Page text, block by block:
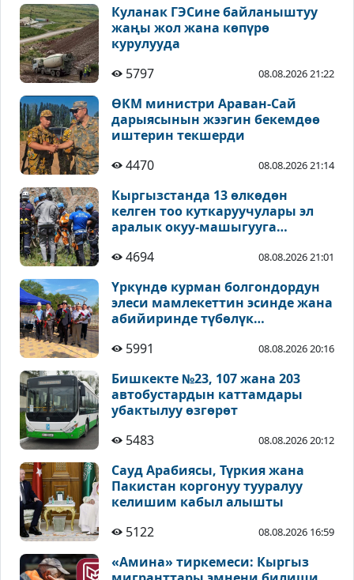
Куланак ГЭСине байланыштуу
жаңы жол жана көпүрө
курулууда
5797
08.08.2026 21:22
ӨКМ министри Араван-Сай
дарыясынын жээгин бекемдөө
иштерин текшерди
4470
08.08.2026 21:14
Кыргызстанда 13 өлкөдөн
келген тоо куткаруучулары эл
аралык окуу-машыгууга
4694
08.08.2026 21:01
Үркүндө курман болгондордун
элеси мамлекеттин эсинде жана
абийиринде түбөлүк
5991
08.08.2026 20:16
Бишкекте №23, 107 жана 203
автобустардын каттамдары
убактылуу өзгөрөт
5483
08.08.2026 20:12
Сауд Арабиясы, Түркия жана
Пакистан коргонуу тууралуу
келишим кабыл алышты
5122
08.08.2026 16:59
«Амина» тиркемеси: Кыргыз